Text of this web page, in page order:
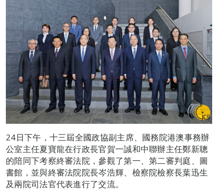
24日下午，十三屆全國政協副主席、國務院港澳事務辦
公室主任夏寶龍在行政長官賀一誠和中聯辦主任鄭新聰
的陪同下考察終審法院，參觀了第一、第二審判庭、圖
書館，並與終審法院院長岑浩輝、檢察院檢察長葉迅生
及兩院司法官代表進行了交流。